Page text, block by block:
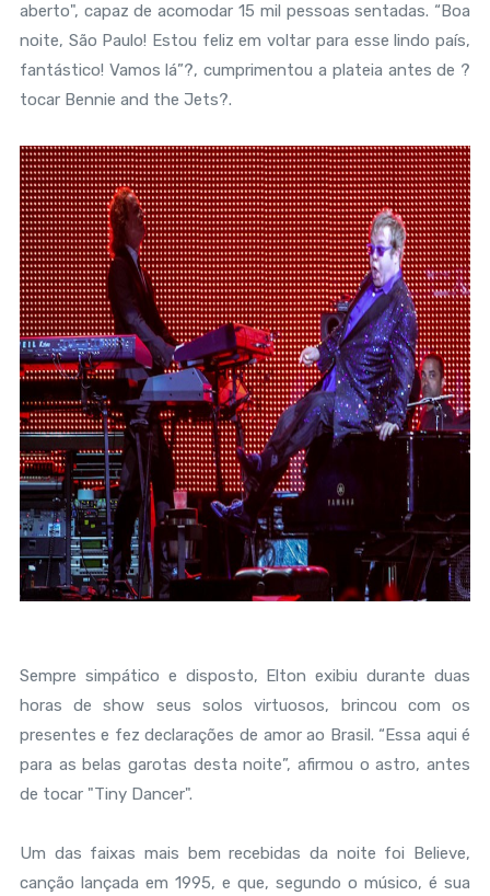
aberto", capaz de acomodar 15 mil pessoas sentadas. “Boa
noite, São Paulo! Estou feliz em voltar para esse lindo país,
fantástico! Vamos lá”?, cumprimentou a plateia antes de ?
tocar Bennie and the Jets?.
Sempre simpático e disposto, Elton exibiu durante duas
horas de show seus solos virtuosos, brincou com os
presentes e fez declarações de amor ao Brasil. “Essa aqui é
para as belas garotas desta noite”, afirmou o astro, antes
de tocar "Tiny Dancer".
Um das faixas mais bem recebidas da noite foi Believe,
canção lançada em 1995, e que, segundo o músico, é sua